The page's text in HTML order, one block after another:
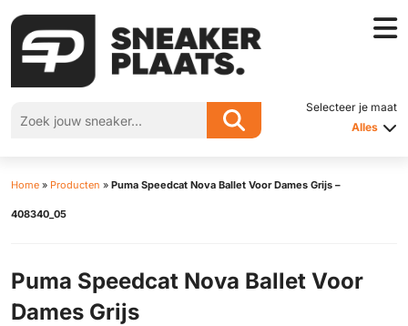
Selecteer je maat
Alles
Home » Producten » Puma Speedcat Nova Ballet Voor Dames Grijs –
408340_05
Puma Speedcat Nova Ballet Voor
Dames Grijs